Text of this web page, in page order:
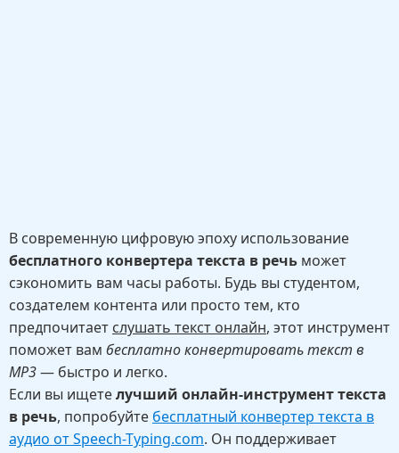
В современную цифровую эпоху использование
бесплатного конвертера текста в речь может
сэкономить вам часы работы. Будь вы студентом,
создателем контента или просто тем, кто
предпочитает слушать текст онлайн, этот инструмент
поможет вам бесплатно конвертировать текст в
MP3— быстро и легко.
Если вы ищетелучший онлайн-инструмент текста
в речь, попробуйте бесплатный конвертер текста в
аудио от Speech-Typing.com. Он поддерживает